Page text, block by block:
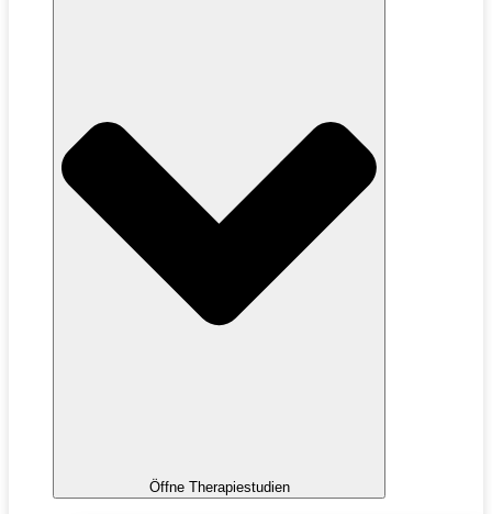
Öffne Therapiestudien